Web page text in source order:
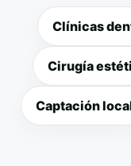
Clínicas
Cirugía
Captación